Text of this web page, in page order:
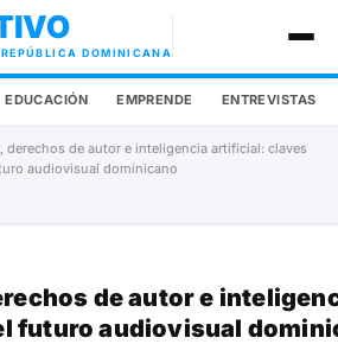
DOMINICANA
EDUCACIÓN EMPRENDE ENTREVISTAS
derechos de autor e inteligencia artificial: claves
audiovisual dominicano
de autor e
futuro audiovisual